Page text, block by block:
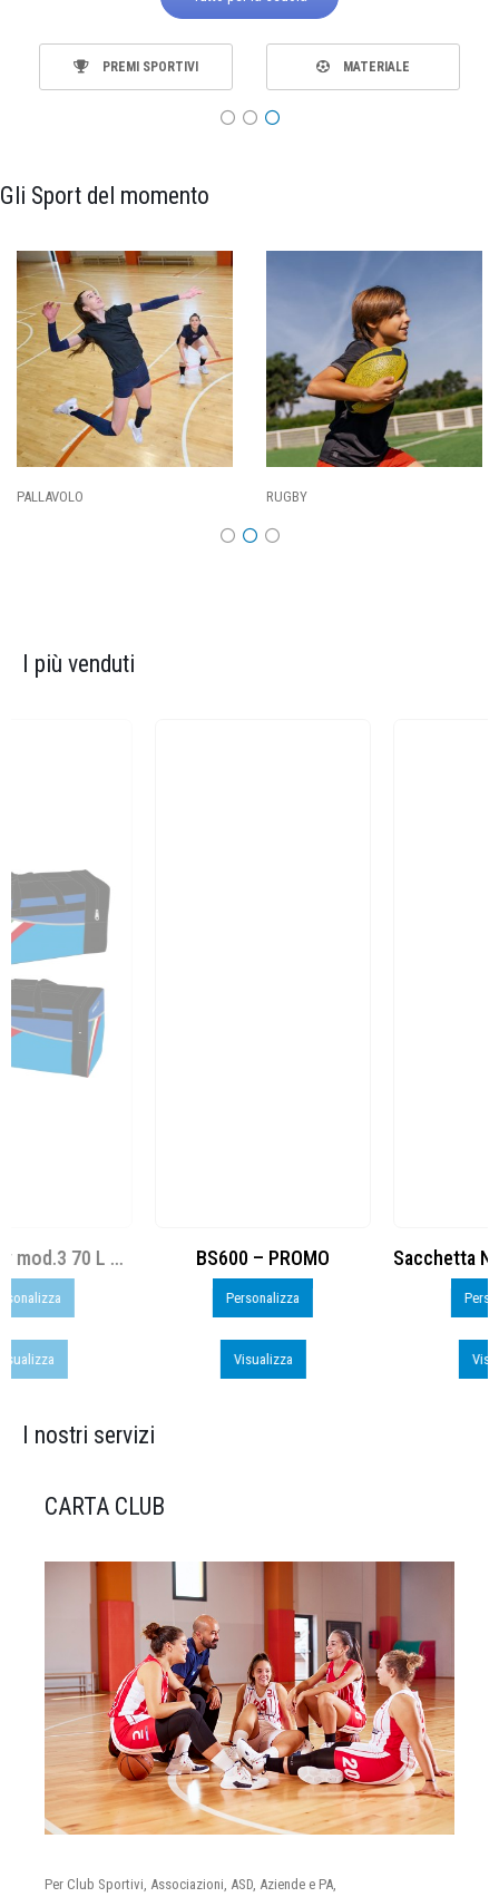
PREMI SPORTIVI MATERIALE
Gli Sport del momento
PALLAVOLO RUGBY
I più venduti
BS600 – PROMO Sacchetta Nylon_PROMO_perso
I nostri servizi
CARTA CLUB
Per Club Sportivi, Associazioni, ASD, Aziende e PA,